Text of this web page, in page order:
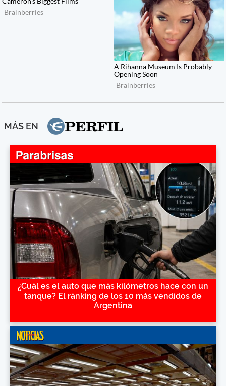
MÁS EN
¿Cuál es el auto que más kilómetros hace con un
tanque? El ránking de los 10 más vendidos de
Argentina